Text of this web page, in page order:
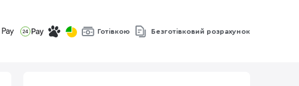
Готівкою Безготівковий розрахунок